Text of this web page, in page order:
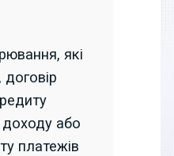
які
або
платежів